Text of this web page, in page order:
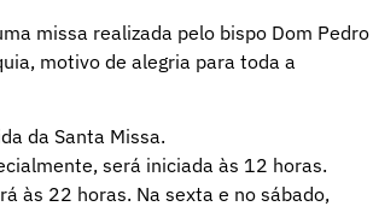
missa realizada pelo bispo Dom Pedro
motivo de alegria para toda a
da Santa Missa.
será iniciada às 12 horas.
às 22 horas. Na sexta e no sábado,